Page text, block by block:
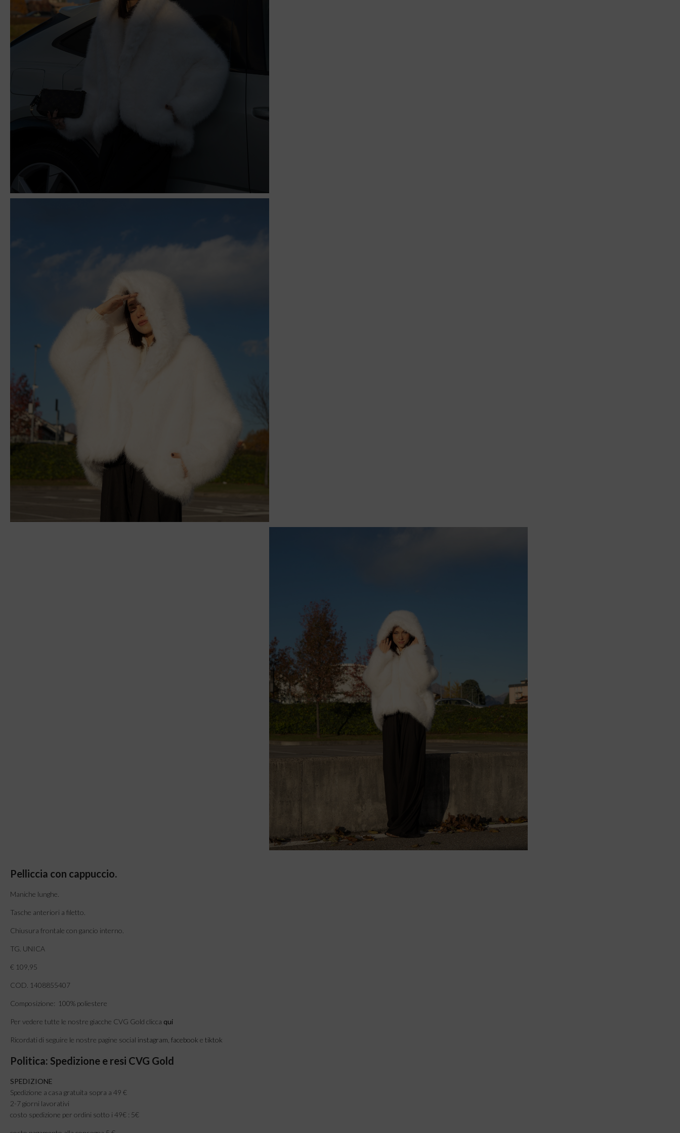
Pelliccia con cappuccio.
Maniche lunghe.
Tasche anteriori a filetto.
Chiusura frontale con gancio interno.
TG. UNICA
€ 109,95
COD. 1408855407
Composizione: 100% poliestere
Per vedere tutte le nostre giacche CVG Gold clicca qui
Ricordati di seguire le nostre pagine social instagram facebook e tiktok
Politica: Spedizione e resi CVG Gold
SPEDIZIONE
Spedizione a casa gratuita sopra a 49 €
2-7 giorni lavorativi
costo spedizione per ordini sotto i 49€ : 5€